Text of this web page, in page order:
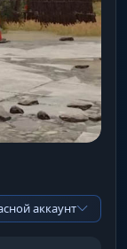
аккаунт